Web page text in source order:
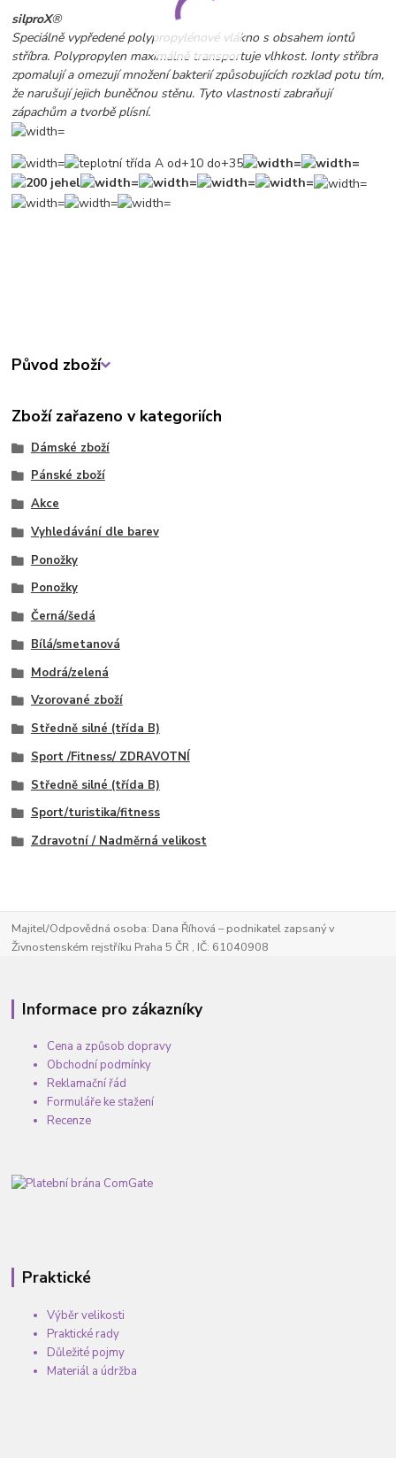
silproX®
Speciálně vypředené polypropylénové vlákno s obsahem iontů
stříbra. Polypropylen maximálně transportuje vlhkost. Ionty stříbra
zpomalují a omezují množení bakterií způsobujících rozklad potu tím,
že narušují jejich buněčnou stěnu. Tyto vlastnosti zabraňují
zápachům a tvorbě plísní.
Původ zboží
Zboží zařazeno v kategoriích
Dámské zboží
Pánské zboží
Akce
Vyhledávání dle barev
Ponožky
Ponožky
Černá/šedá
Bílá/smetanová
Modrá/zelená
Vzorované zboží
Středně silné (třída B)
Sport /Fitness/ ZDRAVOTNÍ
Středně silné (třída B)
Sport/turistika/fitness
Zdravotní / Nadměrná velikost
Majitel/Odpovědná osoba: Dana Říhová – podnikatel zapsaný v
Živnostenském rejstříku Praha 5 ČR , IČ: 61040908
Informace pro zákazníky
Cena a způsob dopravy
Obchodní podmínky
Reklamační řád
Formuláře ke stažení
Recenze
Praktické
Výběr velikosti
Praktické rady
Důležité pojmy
Materiál a údržba